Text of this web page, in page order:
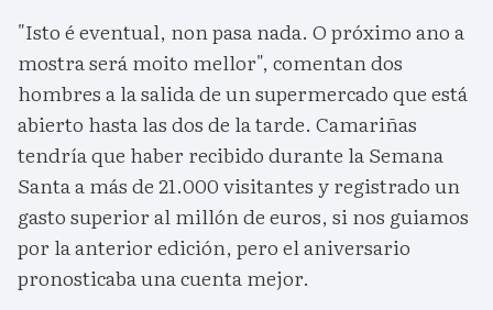
"Isto é eventual, non pasa nada. O próximo ano a
mostra será moito mellor", comentan dos
hombres a la salida de un supermercado que está
abierto hasta las dos de la tarde. Camariñas
tendría que haber recibido durante la Semana
Santa a más de 21.000 visitantes y registrado un
gasto superior al millón de euros, si nos guiamos
por la anterior edición, pero el aniversario
pronosticaba una cuenta mejor.